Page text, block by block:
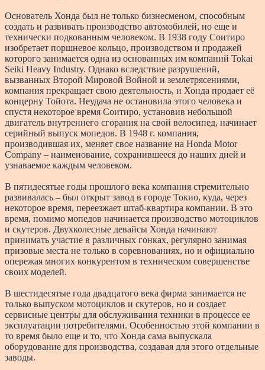
Основатель Хонда был не только бизнесменом, способным
создать и развивать производство автомобилей, но еще и
технически подкованным человеком. В 1938 году Соитиро
изобретает поршневое кольцо, производством и продажей
которого занимается одна из основанных им компаний Tokai
Seiki Heavy Industry. Однако вследствие разрушений,
вызванных Второй Мировой Войной и землетрясениями,
компания прекращает свою деятельность, и Хонда продает её
концерну Тойота. Неудача не остановила этого человека и
спустя некоторое время Соитиро, установив небольшой
двигатель внутреннего сгорания на свой велосипед, начинает
серийный выпуск мопедов. В 1948 г. компания,
производившая их, меняет свое название на Honda Motor
Company – наименование, сохранившееся до наших дней и
узнаваемое каждым человеком.
В пятидесятые годы прошлого века компания стремительно
развивалась – был открыт завод в городе Токио, куда, через
некоторое время, переезжает штаб-квартира компании. В это
время, помимо мопедов начинается производство мотоциклов
и скутеров. Двухколесные девайсы Хонда начинают
принимать участие в различных гонках, регулярно занимая
призовые места не только в соревнованиях, но и официально
опережая многих конкурентом в техническом совершенстве
своих моделей.
В шестидесятые года двадцатого века фирма занимается не
только выпуском мотоциклов и скутеров, но и создает
сервисные центры для обслуживания техники в процессе ее
эксплуатации потребителями. Особенностью этой компании в
то время было еще и то, что Хонда сама выпускала
оборудование для производства, создавая для этого отдельные
заводы.